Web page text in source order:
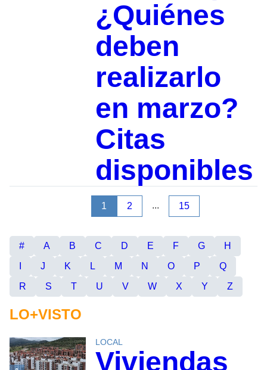
¿Quiénes
deben
realizarlo
en marzo?
Citas
disponibles
1 2 ... 15
# A B C D E F G
H
J K L M N O P
Q
R
S T U V W X Y Z
LO+VISTO
LOCAL
Viviendas